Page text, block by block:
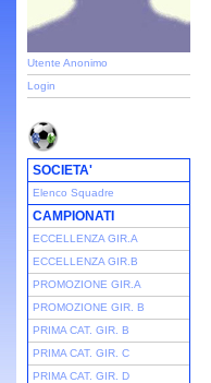
Utente Anonimo
Login
SOCIETA'
Elenco Squadre
CAMPIONATI
ECCELLENZA GIR.A
ECCELLENZA GIR.B
PROMOZIONE GIR.A
PROMOZIONE GIR. B
PRIMA CAT. GIR. B
PRIMA CAT. GIR. C
PRIMA CAT. GIR. D